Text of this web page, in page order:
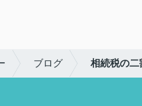
ブログ 相続税の二